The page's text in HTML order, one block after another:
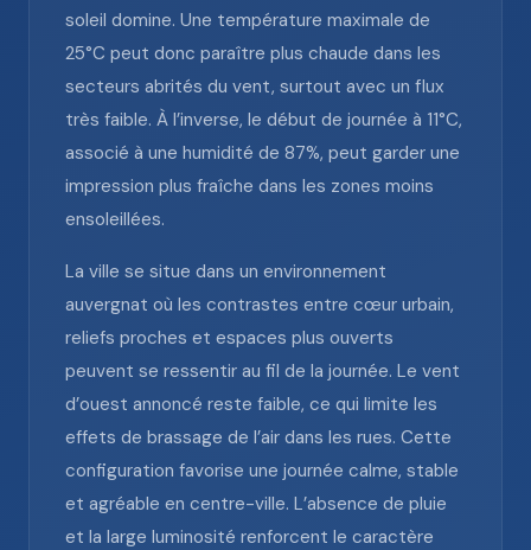
soleil domine. Une température maximale de
25°C peut donc paraître plus chaude dans les
secteurs abrités du vent, surtout avec un flux
très faible. À l’inverse, le début de journée à 11°C,
associé à une humidité de 87%, peut garder une
impression plus fraîche dans les zones moins
ensoleillées.
La ville se situe dans un environnement
auvergnat où les contrastes entre cœur urbain,
reliefs proches et espaces plus ouverts
peuvent se ressentir au fil de la journée. Le vent
d’ouest annoncé reste faible, ce qui limite les
effets de brassage de l’air dans les rues. Cette
configuration favorise une journée calme, stable
et agréable en centre-ville. L’absence de pluie
et la large luminosité renforcent le caractère